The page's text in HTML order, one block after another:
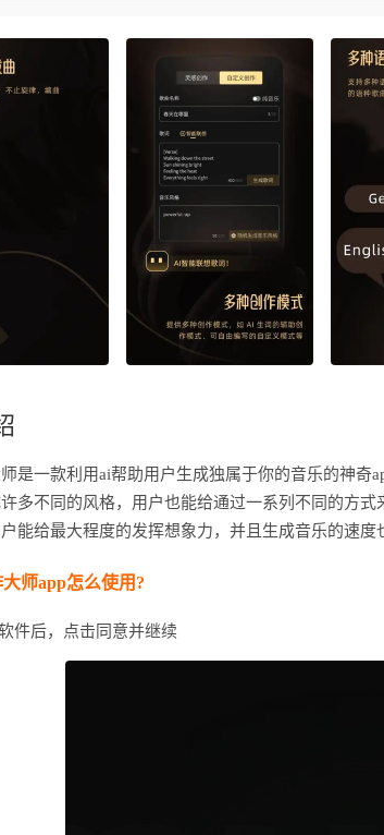
是一款利用ai帮助用户生成独属于你的音乐的神奇
多不同的风格，用户也能给通过一系列不同的方
能给最大程度的发挥想象力，并且生成音乐的速度
师app怎么使用?
件后，点击同意并继续